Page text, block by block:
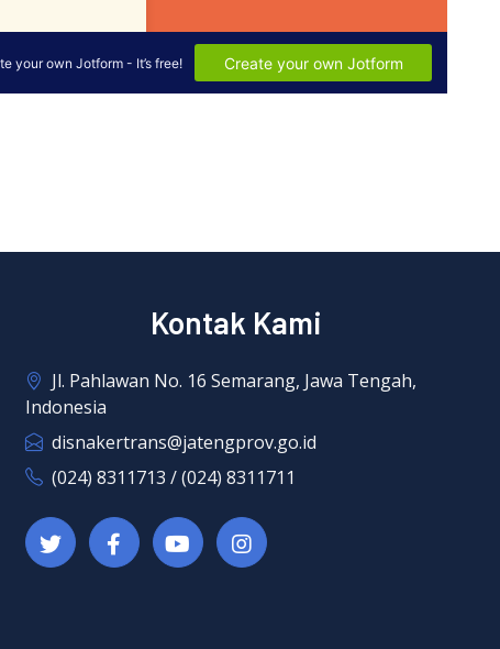
Kontak Kami
Jl. Pahlawan No. 16 Semarang, Jawa Tengah,
Indonesia
disnakertrans@jatengprov.go.id
(024) 8311713 / (024) 8311711